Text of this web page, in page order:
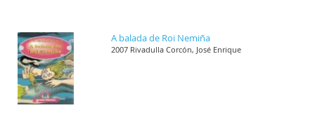
A balada de Roi Nemiña
2007 Rivadulla Corcón, José Enrique